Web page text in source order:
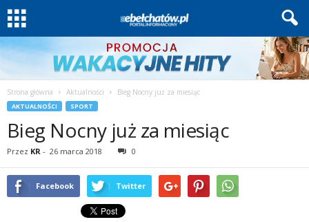
Strona główna Aktualności Bieg Nocny już za miesiąc
AKTUALNOŚCI SPORT
Bieg Nocny już za miesiąc
Przez KR - 26 marca 2018 0
Facebook Twitter